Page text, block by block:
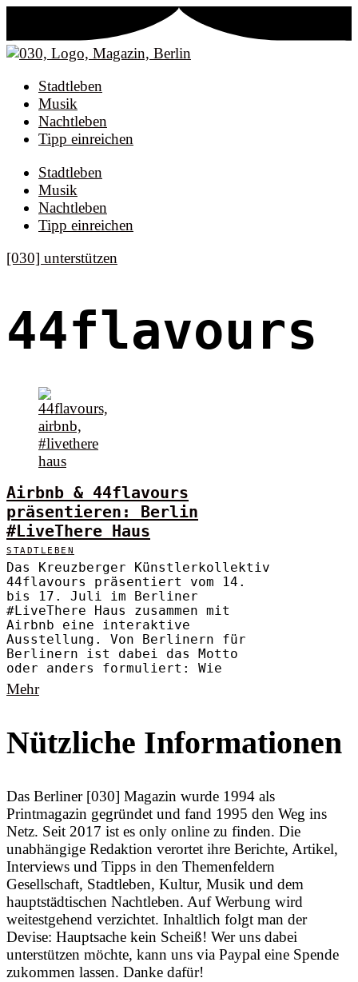
Stadtleben
Musik
Nachtleben
Tipp einreichen
Stadtleben
Musik
Nachtleben
Tipp einreichen
[030] unterstützen
44flavours
Airbnb & 44flavours
präsentieren: Berlin
#LiveThere Haus
STADTLEBEN
Das Kreuzberger Künstlerkollektiv
44flavours präsentiert vom 14.
bis 17. Juli im Berliner
#LiveThere Haus zusammen mit
Airbnb eine interaktive
Ausstellung. Von Berlinern für
Berlinern ist dabei das Motto
oder anders formuliert: Wie
Mehr
Nützliche Informationen
Das Berliner [030] Magazin wurde 1994 als
Printmagazin gegründet und fand 1995 den Weg ins
Netz. Seit 2017 ist es only online zu finden. Die
unabhängige Redaktion verortet ihre Berichte, Artikel,
Interviews und Tipps in den Themenfeldern
Gesellschaft, Stadtleben, Kultur, Musik und dem
hauptstädtischen Nachtleben. Auf Werbung wird
weitestgehend verzichtet. Inhaltlich folgt man der
Devise: Hauptsache kein Scheiß! Wer uns dabei
unterstützen möchte, kann uns via Paypal eine Spende
zukommen lassen. Danke dafür!